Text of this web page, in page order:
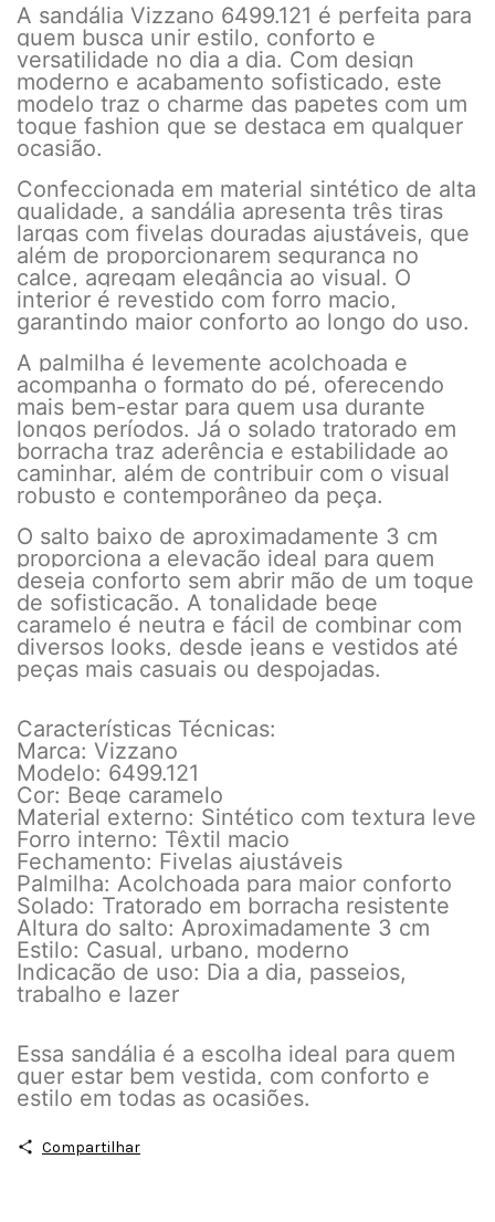
A sandália Vizzano 6499.121 é perfeita para
quem busca unir estilo, conforto e
versatilidade no dia a dia. Com design
moderno e acabamento sofisticado, este
modelo traz o charme das papetes com um
toque fashion que se destaca em qualquer
ocasião.
Confeccionada em material sintético de alta
qualidade, a sandália apresenta três tiras
largas com fivelas douradas ajustáveis, que
além de proporcionarem segurança no
calce, agregam elegância ao visual. O
interior é revestido com forro macio,
garantindo maior conforto ao longo do uso.
A palmilha é levemente acolchoada e
acompanha o formato do pé, oferecendo
mais bem-estar para quem usa durante
longos períodos. Já o solado tratorado em
borracha traz aderência e estabilidade ao
caminhar, além de contribuir com o visual
robusto e contemporâneo da peça.
O salto baixo de aproximadamente 3 cm
proporciona a elevação ideal para quem
deseja conforto sem abrir mão de um toque
de sofisticação. A tonalidade bege
caramelo é neutra e fácil de combinar com
diversos looks, desde jeans e vestidos até
peças mais casuais ou despojadas.
Características Técnicas:
Marca: Vizzano
Modelo: 6499.121
Cor: Bege caramelo
Material externo: Sintético com textura leve
Forro interno: Têxtil macio
Fechamento: Fivelas ajustáveis
Palmilha: Acolchoada para maior conforto
Solado: Tratorado em borracha resistente
Altura do salto: Aproximadamente 3 cm
Estilo: Casual, urbano, moderno
Indicação de uso: Dia a dia, passeios,
trabalho e lazer
Essa sandália é a escolha ideal para quem
quer estar bem vestida, com conforto e
estilo em todas as ocasiões.
Compartilhar